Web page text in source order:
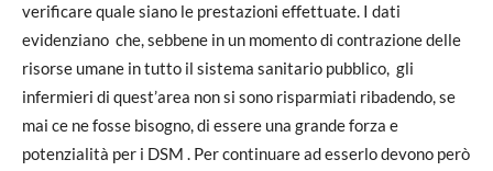
verificare quale siano le prestazioni effettuate. I dati
evidenziano che, sebbene in un momento di contrazione delle
risorse umane in tutto il sistema sanitario pubblico, gli
infermieri di quest’area non si sono risparmiati ribadendo, se
mai ce ne fosse bisogno, di essere una grande forza e
potenzialità per i DSM . Per continuare ad esserlo devono però